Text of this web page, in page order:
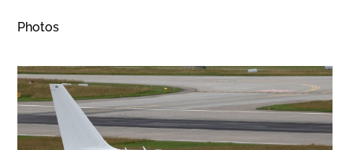
Photos